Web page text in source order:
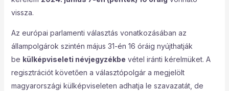
vissza.
Az európai parlamenti választás vonatkozásában az
állampolgárok szintén május 31-én 16 óráig nyújthatják
be külképviseleti névjegyzékbe vétel iránti kérelmüket. A
regisztrációt követően a választópolgár a megjelölt
magyarországi külképviseleten adhatja le szavazatát, de